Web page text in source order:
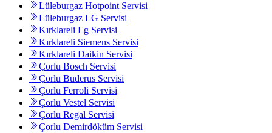
Lüleburgaz Hotpoint Servisi
Lüleburgaz LG Servisi
Kırklareli Lg Servisi
Kırklareli Siemens Servisi
Kırklareli Daikin Servisi
Çorlu Bosch Servisi
Çorlu Buderus Servisi
Çorlu Ferroli Servisi
Çorlu Vestel Servisi
Çorlu Regal Servisi
Çorlu Demirdöküm Servisi